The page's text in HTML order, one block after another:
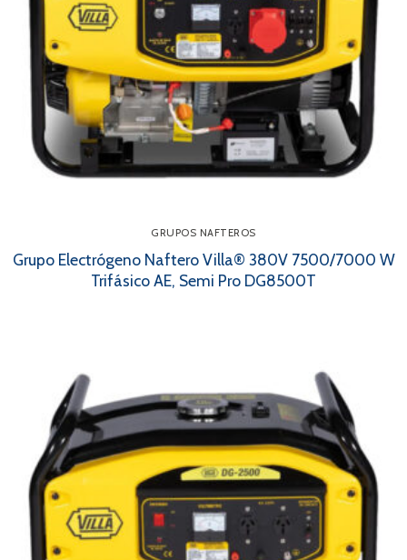
GRUPOS NAFTEROS
Grupo Electrógeno Naftero Villa® 380V 7500/7000 W
Trifásico AE, Semi Pro DG8500T